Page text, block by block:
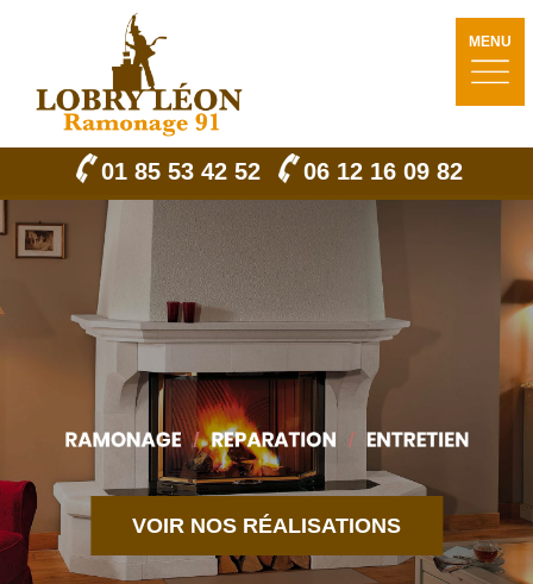
MENU
01 85 53 42 52 06 12 16 09 82
VOIR NOS RÉALISATIONS